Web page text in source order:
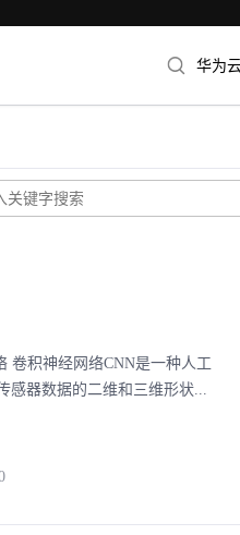
华为
积神经网络CNN是一种人工
感器数据的二维和三维形状...